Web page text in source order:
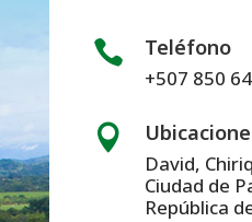
 Teléfono
+507 850

David,
Ciudad de
República